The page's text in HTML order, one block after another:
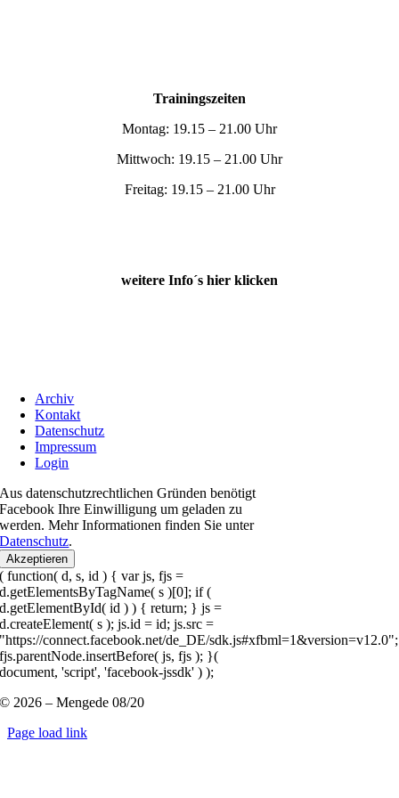
Trainingszeiten
Montag: 19.15 – 21.00 Uhr
Mittwoch: 19.15 – 21.00 Uhr
Freitag: 19.15 – 21.00 Uhr
weitere Info´s hier klicken
Archiv
Kontakt
Datenschutz
Impressum
Login
Aus datenschutzrechtlichen Gründen benötigt
Facebook Ihre Einwilligung um geladen zu
werden. Mehr Informationen finden Sie unter
Datenschutz.
Akzeptieren
( function( d, s, id ) { var js, fjs =
d.getElementsByTagName( s )[0]; if (
d.getElementById( id ) ) { return; } js =
d.createElement( s ); js.id = id; js.src =
"https://connect.facebook.net/de_DE/sdk.js#xfbml=1&version=v12.0";
fjs.parentNode.insertBefore( js, fjs ); }(
document, 'script', 'facebook-jssdk' ) );
© 2026 – Mengede 08/20
Page load link